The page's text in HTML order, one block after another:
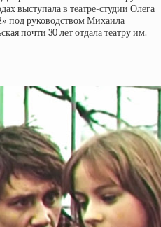
выступала в театре-студии Олега
под руководством Михаила
почти 30 лет отдала театру им.